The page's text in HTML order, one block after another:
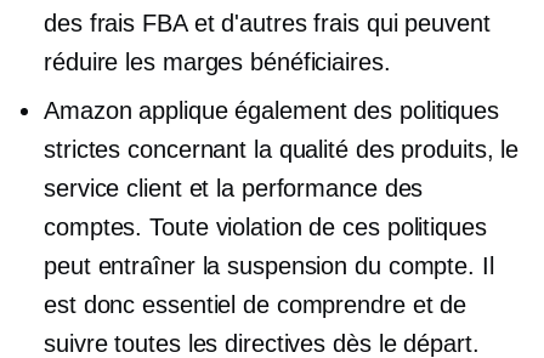
des frais FBA et d'autres frais qui peuvent
réduire les marges bénéficiaires.
Amazon applique également des politiques
strictes concernant la qualité des produits, le
service client et la performance des
comptes. Toute violation de ces politiques
peut entraîner la suspension du compte. Il
est donc essentiel de comprendre et de
suivre toutes les directives dès le départ.